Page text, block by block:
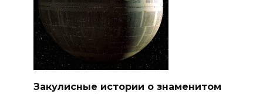
Закулисные истории о знаменитом